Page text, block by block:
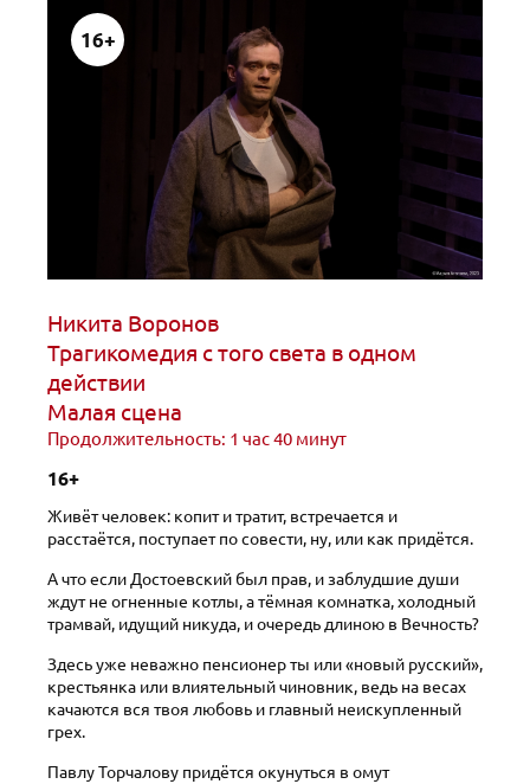
16+
Никита Воронов
Трагикомедия с того света в одном
действии
Малая сцена
Продолжительность: 1 час 40 минут
16+
Живёт человек: копит и тратит, встречается и
расстаётся, поступает по совести, ну, или как придётся.
А что если Достоевский был прав, и заблудшие души
ждут не огненные котлы, а тёмная комнатка, холодный
трамвай, идущий никуда, и очередь длиною в Вечность?
Здесь уже неважно пенсионер ты или «новый русский»,
крестьянка или влиятельный чиновник, ведь на весах
качаются вся твоя любовь и главный неискупленный
грех.
Павлу Торчалову придётся окунуться в омут